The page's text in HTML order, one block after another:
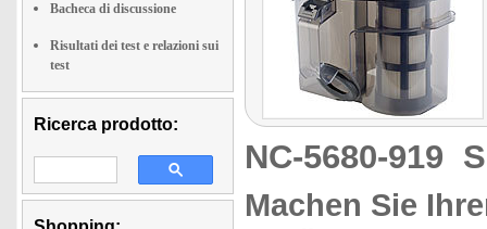
Bacheca di discussione
Risultati dei test e relazioni sui
test
Ricerca prodotto:
NC-5680-919
Machen Sie